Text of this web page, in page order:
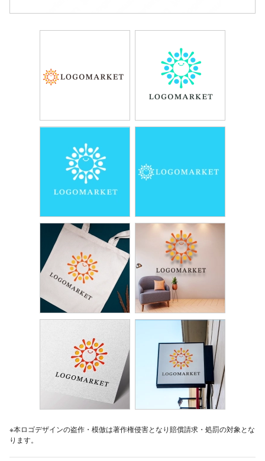
※本ロゴデザインの盗作・模倣は著作権侵害となり賠償請求・処罰の対象とな
ります。